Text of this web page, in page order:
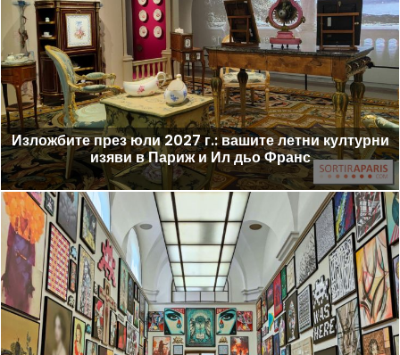
Изложбите през юли 2027 г.: вашите летни културни
изяви в Париж и Ил дьо Франс